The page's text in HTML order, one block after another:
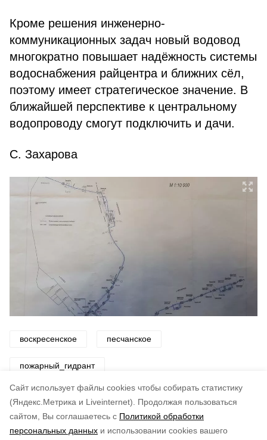
Cайт использует файлы cookies чтобы собирать статистику
(Яндекс.Метрика и Liveinternet).
Продолжая пользоваться
сайтом, Вы соглашаетесь с Политикой обработки
персональных данных и использовании cookies вашего
Кроме решения инженерно-
коммуникационных задач новый водовод
многократно повышает надёжность системы
водоснабжения райцентра и ближних сёл,
поэтому имеет стратегическое значение. В
ближайшей перспективе к центральному
водопроводу смогут подключить и дачи.
С. Захарова
воскресенское песчанское
пожарный_гидрант
Авторы: ADMIN admin
по оценке